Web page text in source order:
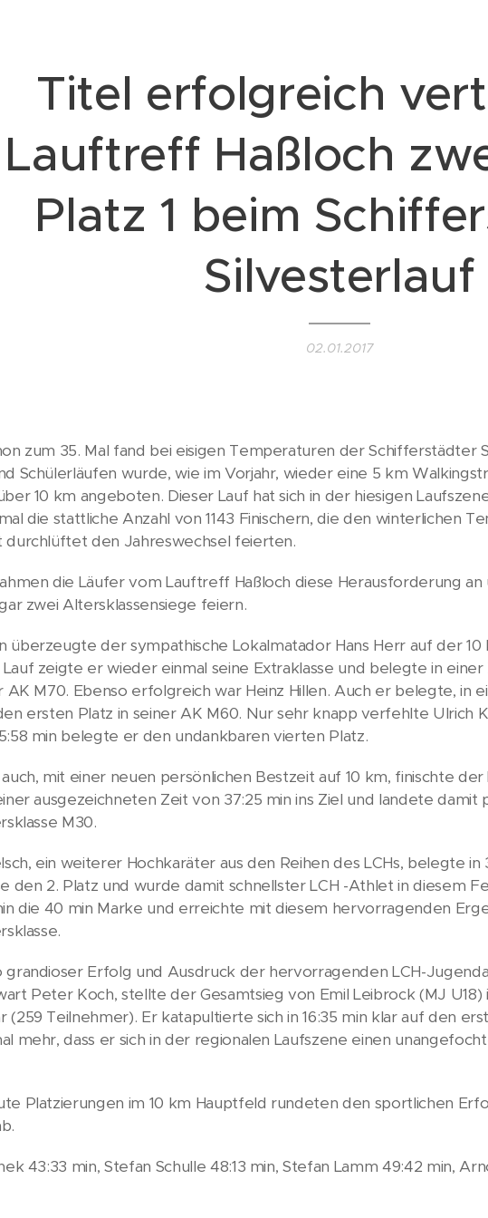
Titel erfolgreich
Lauftreff Haßloch
Platz 1 beim
Silvesterlauf
02.01.2017
zum 35. Mal fand bei eisigen Temperaturen der Schifferstädter
Schülerläufen wurde, wie im Vorjahr, wieder eine 5 km
10 km angeboten. Dieser Lauf hat sich in der hiesigen
die stattliche Anzahl von 1143 Finischern, die den winterlichen
durchlüftet den Jahreswechsel feierten.
die Läufer vom Lauftreff Haßloch diese Herausforderung
zwei Altersklassensiege feiern.
überzeugte der sympathische Lokalmatador Hans Herr auf der
zeigte er wieder einmal seine Extraklasse und belegte in
AK M70. Ebenso erfolgreich war Heinz Hillen. Auch er belegte, in
ersten Platz in seiner AK M60. Nur sehr knapp verfehlte Ulrich
min belegte er den undankbaren vierten Platz.
mit einer neuen persönlichen Bestzeit auf 10 km, finischte
ausgezeichneten Zeit von 37:25 min ins Ziel und landete
M30.
ein weiterer Hochkaräter aus den Reihen des LCHs, belegte
den 2. Platz und wurde damit schnellster LCH -Athlet in diesem
die 40 min Marke und erreichte mit diesem hervorragenden
grandioser Erfolg und Ausdruck der hervorragenden LCH-
Peter Koch, stellte der Gesamtsieg von Emil Leibrock (MJ
(259 Teilnehmer). Er katapultierte sich in 16:35 min klar auf den
mehr, dass er sich in der regionalen Laufszene einen
Platzierungen im 10 km Hauptfeld rundeten den sportlichen
43:33 min, Stefan Schulle 48:13 min, Stefan Lamm 49:42 min,